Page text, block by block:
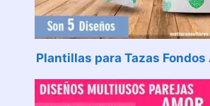
Plantillas para Tazas